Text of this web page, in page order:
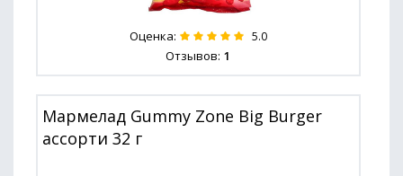
Оценка: 5.0
Отзывов: 1
Мармелад Gummy Zone Big Burger
ассорти 32 г